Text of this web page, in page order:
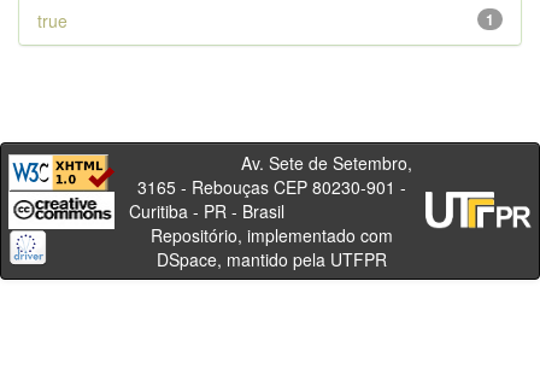
1
true
Av. Sete de Setembro,
3165 - Rebouças CEP 80230-901 -
Curitiba - PR - Brasil
Repositório, implementado com
DSpace, mantido pela UTFPR